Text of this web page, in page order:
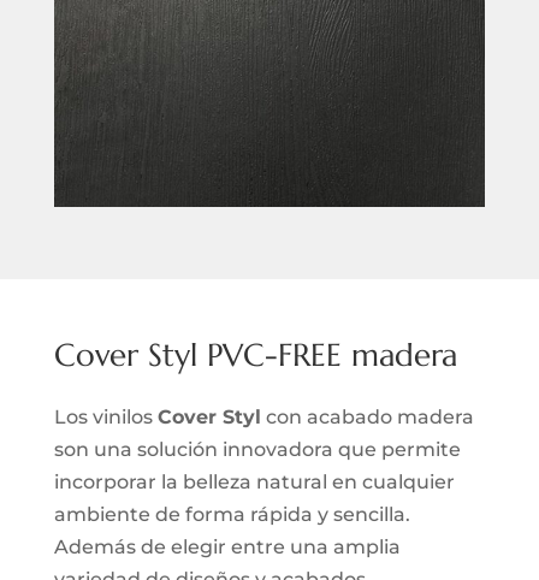
Cover Styl PVC-FREE madera
Los vinilos Cover Styl con acabado madera
son una solución innovadora que permite
incorporar la belleza natural en cualquier
ambiente de forma rápida y sencilla.
Además de elegir entre una amplia